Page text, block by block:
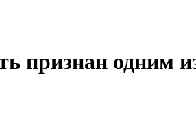
признан одним